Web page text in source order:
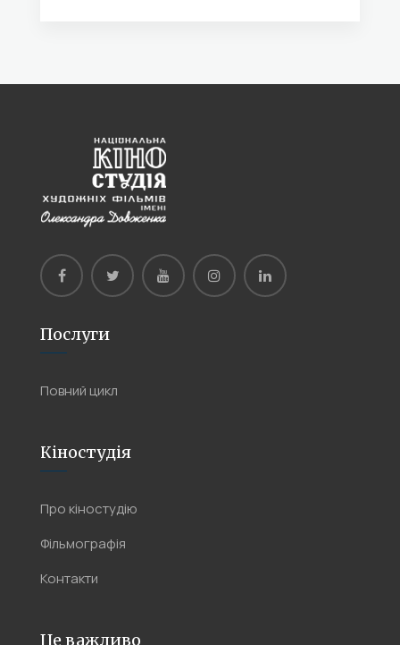
Послуги
Повний цикл
Кіностудія
Про кіностудію
Фільмографія
Контакти
Це важливо